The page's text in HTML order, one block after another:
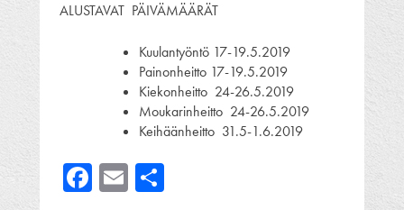
ALUSTAVAT PÄIVÄMÄÄRÄT
Kuulantyöntö 17-19.5.2019
Painonheitto 17-19.5.2019
Kiekonheitto 24-26.5.2019
Moukarinheitto 24-26.5.2019
Keihäänheitto 31.5-1.6.2019
Facebook
Email